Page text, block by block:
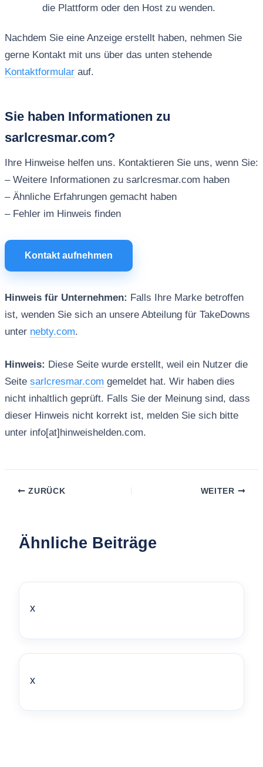
die Plattform oder den Host zu wenden.
Nachdem Sie eine Anzeige erstellt haben, nehmen Sie
gerne Kontakt mit uns über das unten stehende
Kontaktformularauf.
Sie haben Informationen zu
sarlcresmar.com?
Ihre Hinweise helfen uns. Kontaktieren Sie uns, wenn Sie:
– Weitere Informationen zu sarlcresmar.com haben
– Ähnliche Erfahrungen gemacht haben
– Fehler im Hinweis finden
Kontakt aufnehmen
Hinweis für Unternehmen: Falls Ihre Marke betroffen
ist, wenden Sie sich an unsere Abteilung für TakeDowns
unter nebty.com.
Hinweis: Diese Seite wurde erstellt, weil ein Nutzer die
Seite sarlcresmar.com gemeldet hat. Wir haben dies
nicht inhaltlich geprüft. Falls Sie der Meinung sind, dass
dieser Hinweis nicht korrekt ist, melden Sie sich bitte
unter info[at]hinweishelden.com.
ZURÜCK WEITER
Ähnliche Beiträge
x
x